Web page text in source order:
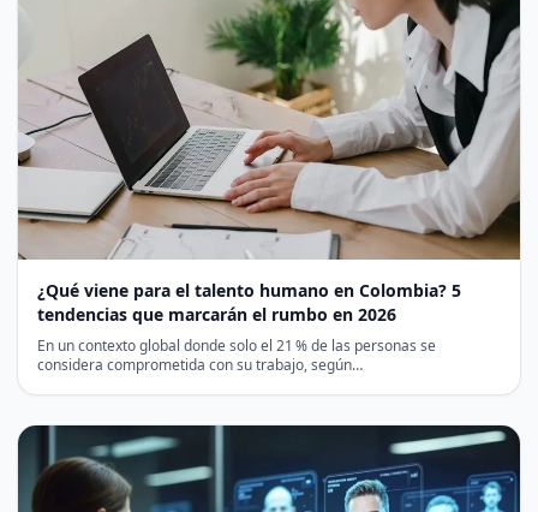
¿Qué viene para el talento humano en Colombia? 5
tendencias que marcarán el rumbo en 2026
En un contexto global donde solo el 21 % de las personas se
considera comprometida con su trabajo, según…